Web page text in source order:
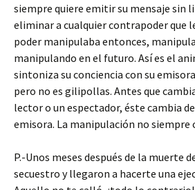
siempre quiere emitir su mensaje sin
eliminar a cualquier contrapoder que
poder manipulaba entonces,
manipulando en el futuro. Así es el
sintoniza su conciencia con su
pero no es gilipollas. Antes que
lector o un espectador, éste cambia
emisora. La manipulación no siempre
P.-Unos meses después de la muerte
secuestro y llegaron a hacerte una